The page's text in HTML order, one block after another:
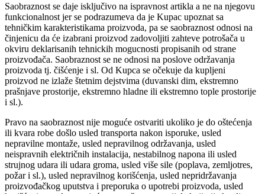
Saobraznost se daje isključivo na ispravnost artikla a ne na njegovu
funkcionalnost jer se podrazumeva da je Kupac upoznat sa
tehničkim karakteristikama proizvoda, pa se saobraznost odnosi na
činjenicu da će izabrani proizvod zadovoljiti zahteve potrošača u
okviru deklarisanih tehnickih mogucnosti propisanih od strane
proizvođača. Saobraznost se ne odnosi na poslove održavanja
proizvoda tj. čišćenje i sl. Od Kupca se očekuje da kupljeni
proizvod ne izlaže štetnim dejstvima (duvanski dim, ekstremno
prašnjave prostorije, ekstremno hladne ili ekstremno tople prostorije
i sl.).
Pravo na saobraznost nije moguće ostvariti ukoliko je do oštećenja
ili kvara robe došlo usled transporta nakon isporuke, usled
nepravilne montaže, usled nepravilnog održavanja, usled
neispravnih električnih instalacija, nestabilnog napona ili usled
strujnog udara ili udara groma, usled više sile (poplava, zemljotres,
požar i sl.), usled nepravilnog korišćenja, usled nepridržavanja
proizvođačkog uputstva i preporuka o upotrebi proizvoda, usled